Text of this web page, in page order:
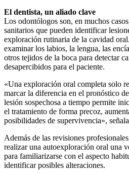
El dentista, un aliado clave
Los odontólogos son, en muchos
sanitarios que pueden identificar
exploración rutinaria de la cavidad
examinar los labios, la lengua, las
otros tejidos de la boca para detectar
desapercibidos para el paciente.
«Una exploración oral completa solo
marcar la diferencia en el pronóstico
lesión sospechosa a tiempo permite
el tratamiento de forma precoz,
posibilidades de supervivencia»,
Además de las revisiones
realizar una autoexploración oral una
para familiarizarse con el aspecto
identificar posibles alteraciones.